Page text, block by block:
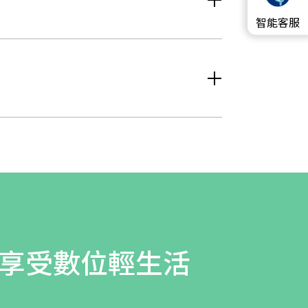
智能客服
受數位輕生活